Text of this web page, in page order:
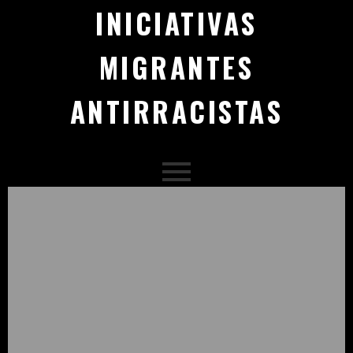
INICIATIVAS
MIGRANTES
ANTIRRACISTAS